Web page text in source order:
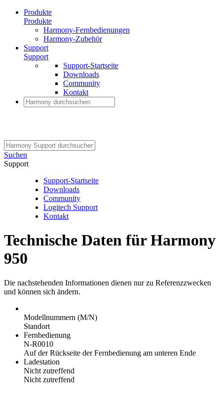
Produkte
Produkte
Harmony-Fernbedienungen
Harmony-Zubehör
Support
Support
Support-Startseite
Downloads
Community
Kontakt
Suchen
Support
Support-Startseite
Downloads
Community
Logitech Support
Kontakt
Technische Daten für Harmony
950
Die nachstehenden Informationen dienen nur zu Referenzzwecken
und können sich ändern.
Modellnummern (M/N)
Standort
Fernbedienung
N-R0010
Auf der Rückseite der Fernbedienung am unteren Ende
Ladestation
Nicht zutreffend
Nicht zutreffend